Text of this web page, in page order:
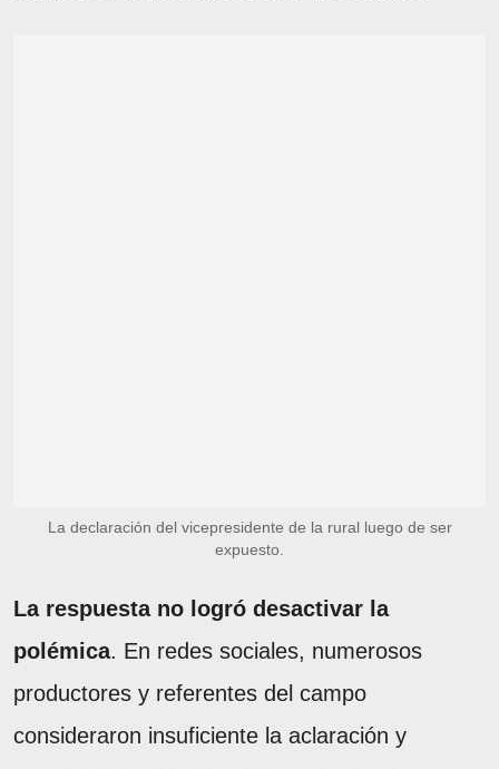
La declaración del vicepresidente de la rural luego de ser
expuesto.
La respuesta no logró desactivar la
polémica. En redes sociales, numerosos
productores y referentes del campo
consideraron insuficiente la aclaración y